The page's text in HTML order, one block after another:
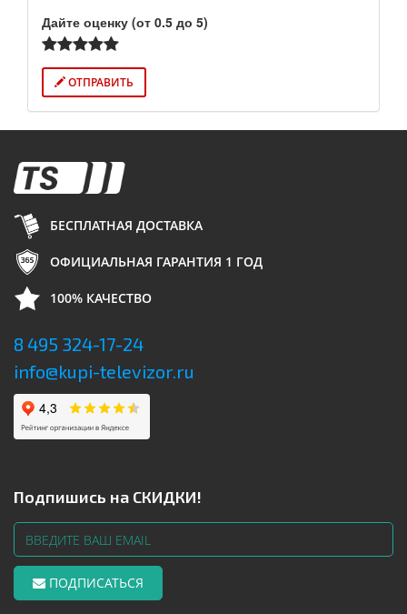
Дайте оценку (от 0.5 до 5)
ОТПРАВИТЬ
БЕСПЛАТНАЯ ДОСТАВКА
ОФИЦИАЛЬНАЯ ГАРАНТИЯ 1 ГОД
100% КАЧЕСТВО
8 495 324-17-24
info@kupi-televizor.ru
Подпишись на СКИДКИ!
ПОДПИСАТЬСЯ